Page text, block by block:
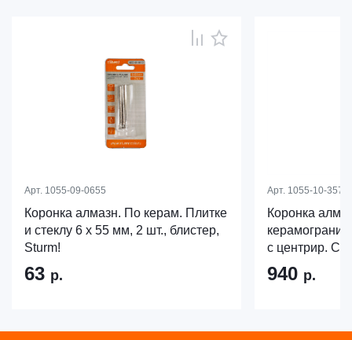
Арт. 1055-09-0655
Коронка алмазн. По керам. Плитке
и стеклу 6 х 55 мм, 2 шт., блистер,
Sturm!
63 р.
Арт. 1055-10-3570
Коронка
с центрир.
940 р.